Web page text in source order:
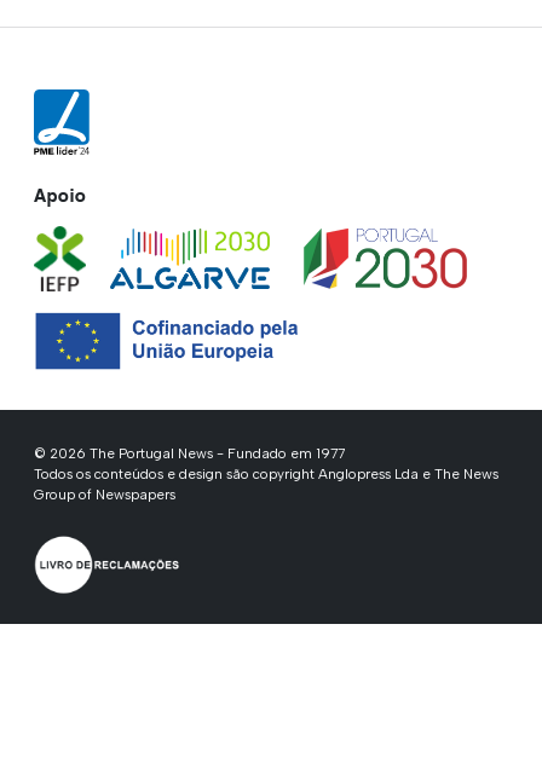
Apoio
© 2026 The Portugal News - Fundado em 1977
Todos os conteúdos e design são copyright Anglopress Lda e The News
Group of Newspapers